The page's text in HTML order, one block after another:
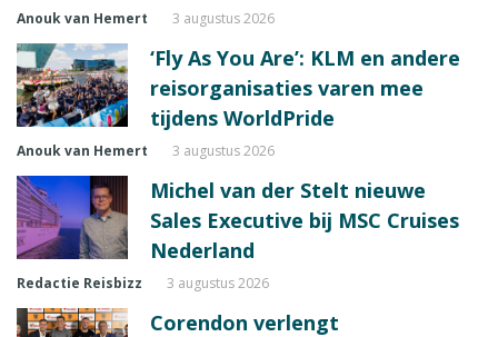
Anouk van Hemert 3 augustus 2026
‘Fly As You Are’: KLM en andere
reisorganisaties varen mee
tijdens WorldPride
Anouk van Hemert 3 augustus 2026
Michel van der Stelt nieuwe
Sales Executive bij MSC Cruises
Nederland
Redactie Reisbizz 3 augustus 2026
Corendon verlengt